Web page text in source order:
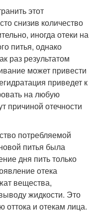
этот
снизив количество
иногда отеки на
питья, однако
раз результатом
может привести
приведет к
на любую
причиной отечности
потребляемой
питья была
дня пить только
отека
вещества,
жидкости. Это
и отекам лица.